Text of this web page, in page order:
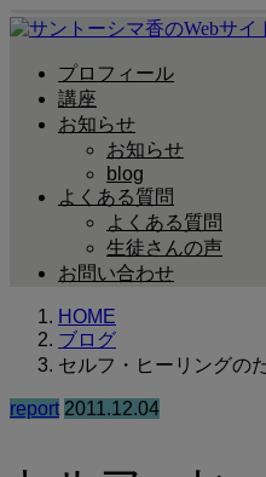
プロフィール
講座
お知らせ
お知らせ
blog
よくある質問
よくある質問
生徒さんの声
お問い合わせ
HOME
ブログ
セルフ・ヒーリングの
report 2011.12.04